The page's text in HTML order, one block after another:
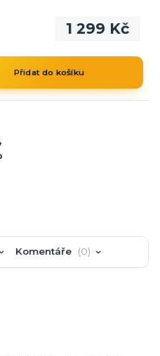
1 299 Kč
Přidat do košíku
Komentáře 0